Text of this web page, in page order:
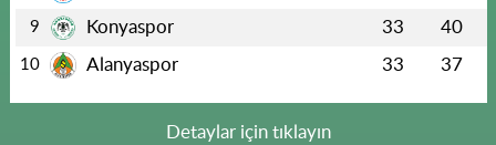
9 Konyaspor 33 40
10 Alanyaspor 33 37
Detaylar için tıklayın